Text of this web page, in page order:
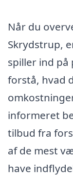
Når du
Skrydstrup,
spiller ind
forstå, hvad
informeret
tilbud fra
af de mest
have